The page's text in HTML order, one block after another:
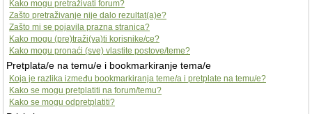
Kako mogu pretraživati forum?
Zašto pretraživanje nije dalo rezultat(a)e?
Zašto mi se pojavila prazna stranica?
Kako mogu (pre)traži(va)ti korisnike/ce?
Kako mogu pronaći (sve) vlastite postove/teme?
Pretplata/e na temu/e i bookmarkiranje tema/e
Koja je razlika između bookmarkiranja teme/a i pretplate na temu/e?
Kako se mogu pretplatiti na forum/temu?
Kako se mogu odpretplatiti?